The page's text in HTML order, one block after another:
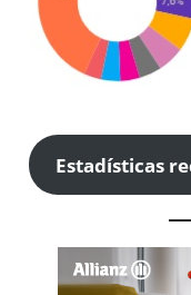
Estadísticas